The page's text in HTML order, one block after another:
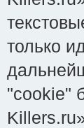
только
"cookie"